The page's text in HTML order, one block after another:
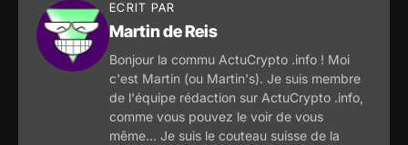
ECRIT PAR
Martin de Reis
Bonjour la commu ActuCrypto .info ! Moi
c'est Martin (ou Martin's). Je suis membre
de l'équipe rédaction sur ActuCrypto .info,
comme vous pouvez le voir de vous
même... Je suis le couteau suisse de la